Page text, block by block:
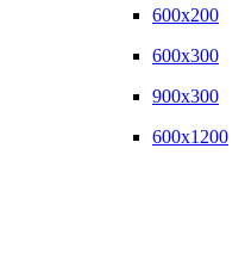
600x200
600x300
900x300
600x1200